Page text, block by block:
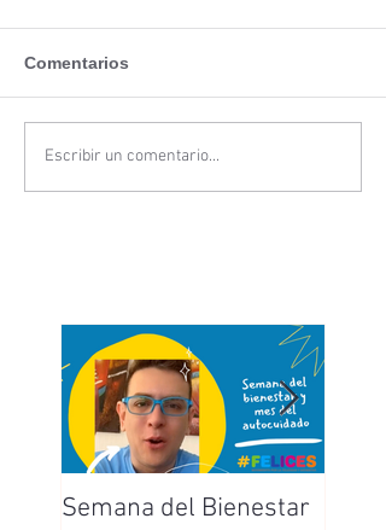
Comentarios
Escribir un comentario...
Semana del Bienestar